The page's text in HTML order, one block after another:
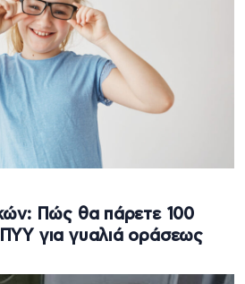
Πώς θα πάρετε 100
για γυαλιά οράσεως